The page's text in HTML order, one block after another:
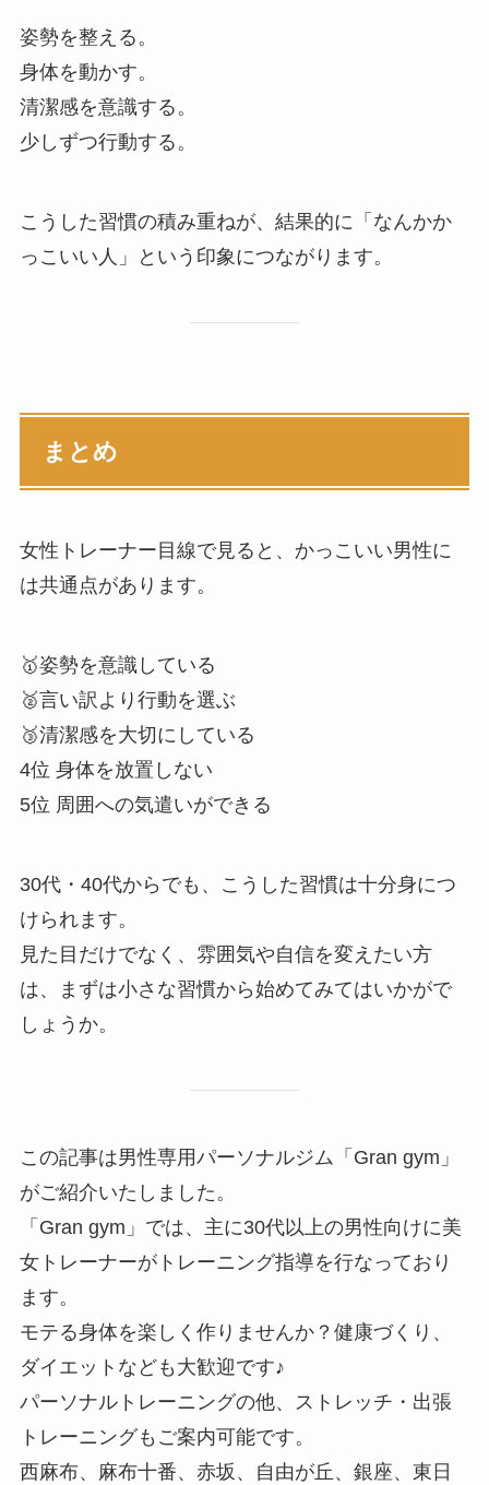
姿勢を整える。
身体を動かす。
清潔感を意識する。
少しずつ行動する。
こうした習慣の積み重ねが、結果的に「なんかか
っこいい人」という印象につながります。
まとめ
女性トレーナー目線で見ると、かっこいい男性に
は共通点があります。
🥇姿勢を意識している
🥈言い訳より行動を選ぶ
🥉清潔感を大切にしている
4位 身体を放置しない
5位 周囲への気遣いができる
30代・40代からでも、こうした習慣は十分身につ
けられます。
見た目だけでなく、雰囲気や自信を変えたい方
は、まずは小さな習慣から始めてみてはいかがで
しょうか。
この記事は男性専用パーソナルジム「Gran gym」
がご紹介いたしました。
「Gran gym」では、主に30代以上の男性向けに美
女トレーナーがトレーニング指導を行なっており
ます。
モテる身体を楽しく作りませんか？健康づくり、
ダイエットなども大歓迎です♪
パーソナルトレーニングの他、ストレッチ・出張
トレーニングもご案内可能です。
西麻布、麻布十番、赤坂、自由が丘、銀座、東日